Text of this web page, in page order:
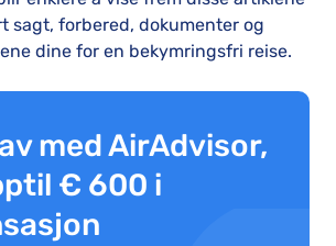
sagt, forbered, dokumenter og
dine for en bekymringsfri reise.
med AirAdvisor,
€ 600 i